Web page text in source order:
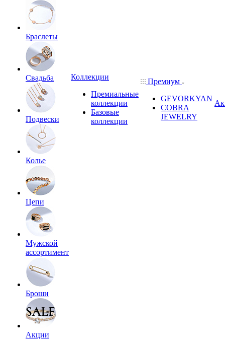
Браслеты
Свадьба
Подвески
Колье
Цепи
Мужской
ассортимент
Броши
Акции
Коллекции
Премиальные
коллекции
Базовые
коллекции
Премиум
GEVORKYAN
COBRA
JEWELRY